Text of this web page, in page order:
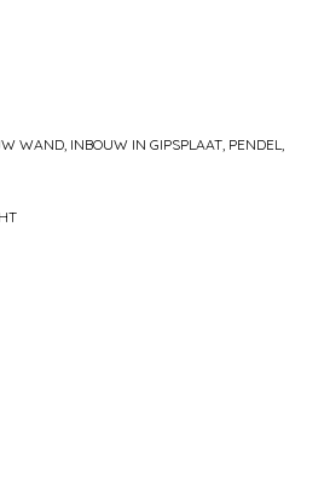
WAND, INBOUW IN GIPSPLAAT, PENDEL,